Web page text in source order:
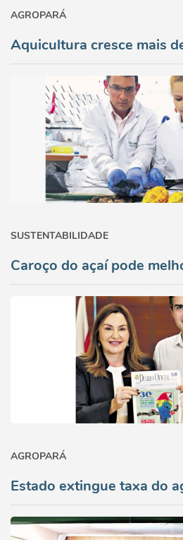
AGROPARÁ
Aquicultura cresce mais
SUSTENTABILIDADE
Caroço do açaí pode
AGROPARÁ
Estado extingue taxa do